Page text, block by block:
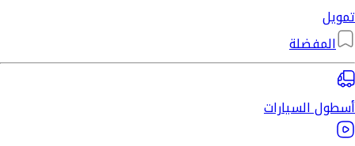
تمويل
المفضلة
أسطول السيارات